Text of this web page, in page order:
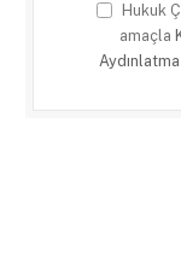
Hukuk
amaçla